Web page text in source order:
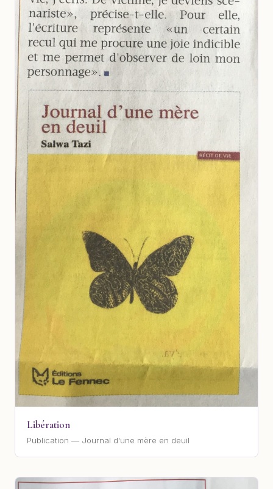
Libération
Publication — Journal d'une mère en deuil